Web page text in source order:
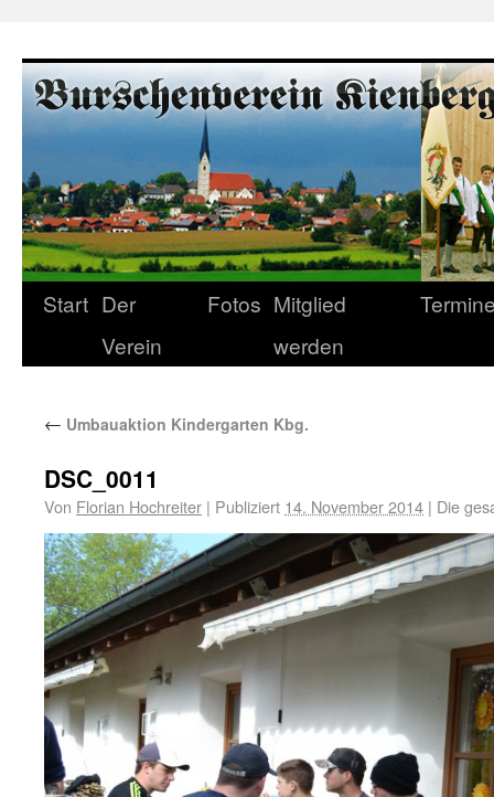
Start Der
Verein
Fotos Mitglied
werden
← Umbauaktion Kindergarten Kbg.
DSC_0011
Von Florian Hochreiter | Publiziert 14. November 2014 | Die